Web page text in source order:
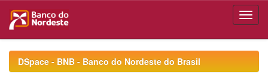
navigationDSpace - BNB - Banco do Nordeste do Brasil